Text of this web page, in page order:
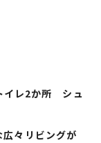
レ2か所 シュ
々リビングが